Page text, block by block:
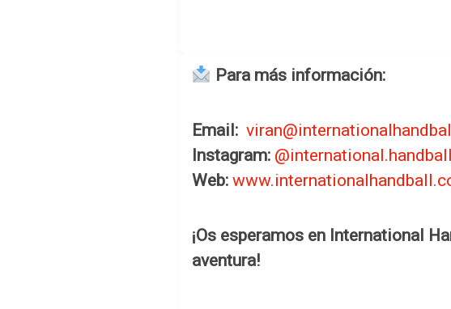
Para más información:
Email:
Instagram: @international.handball
Web:
¡Os esperamos en International
aventura!